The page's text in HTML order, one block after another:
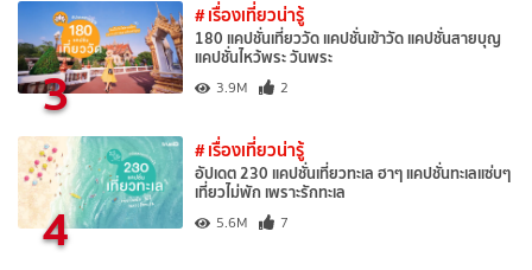
3
# เรื่องเที่ยวน่ารู้
180 แคปชั่นเที่ยววัด แคปชั่นเข้าวัด แคปชั่นสายบุญ
แคปชั่นไหว้พระ วันพระ
3.9M 2
4
# เรื่องเที่ยวน่ารู้
อัปเดต 230 แคปชั่นเที่ยวทะเล ฮาๆ แคปชั่นทะเลแซ่บๆ
เที่ยวไม่พัก เพราะรักทะเล
5.6M 7